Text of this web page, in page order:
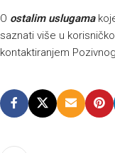
O ostalim uslugama
saznati više u
kontaktiranjem